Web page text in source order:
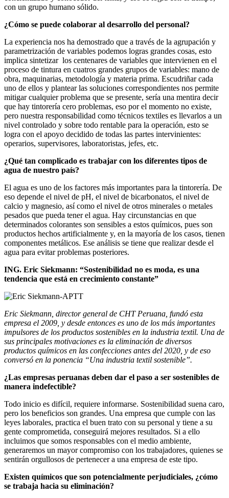
con un grupo humano sólido.
¿Cómo se puede colaborar al desarrollo del personal?
La experiencia nos ha demostrado que a través de la agrupación y
parametrización de variables podemos logras grandes cosas, esto
implica sintetizar los centenares de variables que intervienen en el
proceso de tintura en cuatros grandes grupos de variables: mano de
obra, maquinarias, metodología y materia prima. Escudriñar cada
uno de ellos y plantear las soluciones correspondientes nos permite
mitigar cualquier problema que se presente, sería una mentira decir
que hay tintorería cero problemas, eso por el momento no existe,
pero nuestra responsabilidad como técnicos textiles es llevarlos a un
nivel controlado y sobre todo rentable para la operación, esto se
logra con el apoyo decidido de todas las partes intervinientes:
operarios, supervisores, laboratoristas, jefes, etc.
¿Qué tan complicado es trabajar con los diferentes tipos de
agua de nuestro país?
El agua es uno de los factores más importantes para la tintorería. De
eso depende el nivel de pH, el nivel de bicarbonatos, el nivel de
calcio y magnesio, así como el nivel de otros minerales o metales
pesados que pueda tener el agua. Hay circunstancias en que
determinados colorantes son sensibles a estos químicos, pues son
productos hechos artificialmente y, en la mayoría de los casos, tienen
componentes metálicos. Ese análisis se tiene que realizar desde el
agua para evitar problemas posteriores.
ING. Eric Siekmann: “Sostenibilidad no es moda, es una
tendencia que está en crecimiento constante”
Eric Siekmann, director general de CHT Peruana, fundó esta
empresa el 2009, y desde entonces es uno de los más importantes
impulsores de los productos sostenibles en la industria textil. Una de
sus principales motivaciones es la eliminación de diversos
productos químicos en las confecciones antes del 2020, y de eso
conversó en la ponencia “Una industria textil sostenible”.
¿Las empresas peruanas deben dar el paso a ser sostenibles de
manera indefectible?
Todo inicio es difícil, requiere informarse. Sostenibilidad suena caro,
pero los beneficios son grandes. Una empresa que cumple con las
leyes laborales, practica el buen trato con su personal y tiene a su
gente comprometida, conseguirá mejores resultados. Si a ello
incluimos que somos responsables con el medio ambiente,
generaremos un mayor compromiso con los trabajadores, quienes se
sentirán orgullosos de pertenecer a una empresa de este tipo.
Existen químicos que son potencialmente perjudiciales, ¿cómo
se trabaja hacia su eliminación?